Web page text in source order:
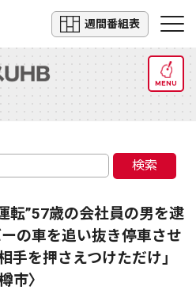
週間番組表
MENU
検索
転”57歳の会社員の男を逮
の車を追い抜き停車させ
手を押さえつけただけ」
市〉